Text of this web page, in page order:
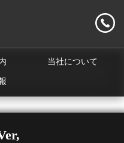
当社について